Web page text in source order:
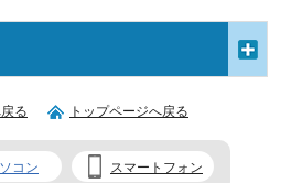
る トップページへ戻る
コン スマートフォン